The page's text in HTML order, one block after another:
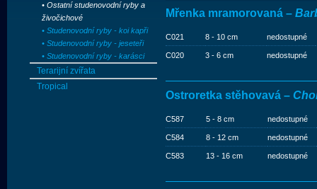
• Ostatní studenovodní ryby a
živočichové
• Studenovodní ryby - koi kapři
• Studenovodní ryby - jeseteři
• Studenovodní ryby - karásci
Terarijní zvířata
Tropical
Mřenka mramorovaná –
C021 8 - 10 cm nedostupné
C020 3 - 6 cm nedostupné
Ostroretka stěhovavá –
C587 5 - 8 cm nedostupné
C584 8 - 12 cm nedostupné
C583 13 - 16 cm nedostupné